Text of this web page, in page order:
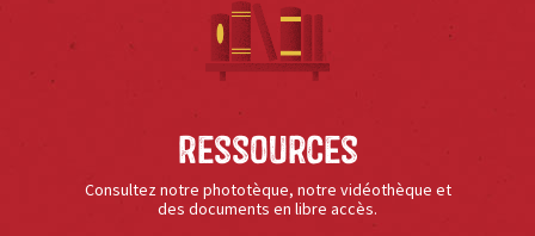
Ressources
Consultez notre phototèque, notre vidéothèque et
des documents en libre accès.